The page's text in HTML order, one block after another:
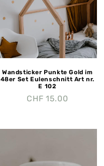
Wandsticker Punkte Gold im
48er Set Eulenschnitt Art nr.
E 102
CHF 15.00